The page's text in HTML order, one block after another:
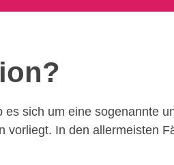
sich um eine sogenannte
In den allermeisten